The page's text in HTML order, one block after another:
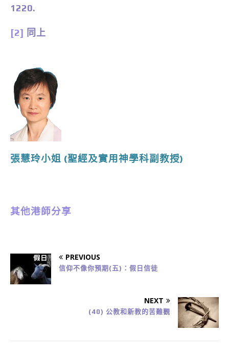
1220.
[2] 同上
張慧玲小姐 (聖經及實用神學科副教授)
其他港師分享
PREVIOUS
信仰不像你預期(五)：假日信徒
NEXT
(40) 公教和新教的苦難觀